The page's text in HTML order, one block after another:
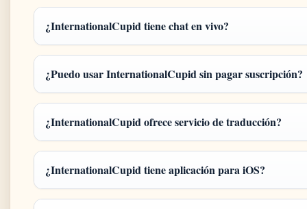
¿InternationalCupid tiene chat en vivo?
¿Puedo usar InternationalCupid sin pagar suscripción?
¿InternationalCupid ofrece servicio de traducción?
¿InternationalCupid tiene aplicación para iOS?